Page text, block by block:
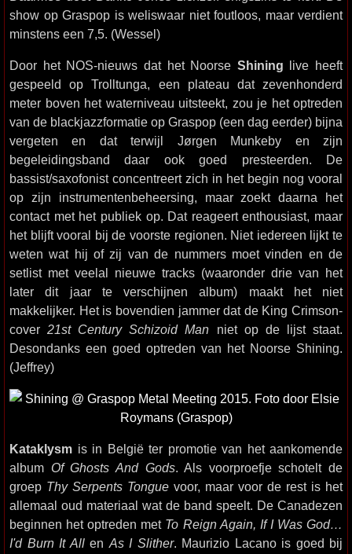
show op Graspop is weliswaar niet foutloos, maar verdient
minstens een 7,5. (Wessel)
Door het NOS-nieuws dat het Noorse Shining live heeft
gespeeld op Trolltunga, een plateau dat zevenhonderd
meter boven het waterniveau uitsteekt, zou je het optreden
van de blackjazzformatie op Graspop (een dag eerder) bijna
vergeten en dat terwijl Jørgen Munkeby en zijn
begeleidingsband daar ook goed presteerden. De
bassist/saxofonist concentreert zich in het begin nog vooral
op zijn instrumentenbeheersing, maar zoekt daarna het
contact met het publiek op. Dat reageert enthousiast, maar
het blijft vooral bij de voorste regionen. Niet iedereen lijkt te
weten wat hij of zij van de nummers moet vinden en de
setlist met veelal nieuwe tracks (waaronder drie van het
later dit jaar te verschijnen album) maakt het niet
makkelijker. Het is bovendien jammer dat de King Crimson-
cover21st Century Schizoid Man niet op de lijst staat.
Desondanks een goed optreden van het Noorse Shining.
(Jeffrey)
Kataklysm is in België ter promotie van het aankomende
album Of Ghosts And Gods. Als voorproefje schotelt de
groep Thy Serpents Tongue voor, maar voor de rest is het
allemaal oud materiaal wat de band speelt. De Canadezen
beginnen het optreden met To Reign Again, If I Was God…
I'd Burn It Allen As I Slither. Maurizio Lacano is goed bij